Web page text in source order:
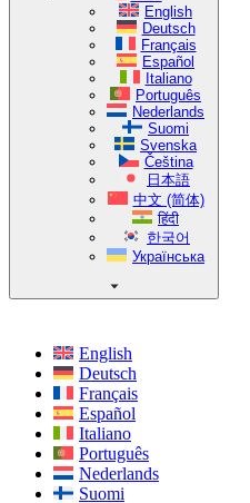
English
Deutsch
Français
Español
Italiano
Português
Nederlands
Suomi
Svenska
Čeština
日本語
中文 (简体)
हिंदी
한국어
Українська
English
Deutsch
Français
Español
Italiano
Português
Nederlands
Suomi